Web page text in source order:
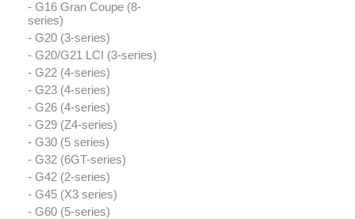
- G16 Gran Coupe (8-
series)
- G20 (3-series)
- G20/G21 LCI (3-series)
- G22 (4-series)
- G23 (4-series)
- G26 (4-series)
- G29 (Z4-series)
- G30 (5 series)
- G32 (6GT-series)
- G42 (2-series)
- G45 (X3 series)
- G60 (5-series)